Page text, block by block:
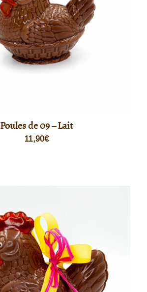
Poules de 09 – Lait
11,90€